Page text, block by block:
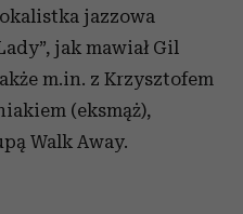
jazzowa
jak mawiał Gil
m.in. z Krzysztofem
(eksmąż),
Walk Away.